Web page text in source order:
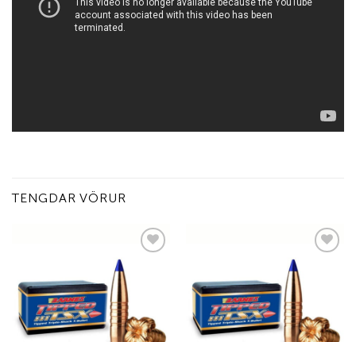
TENGDAR VÖRUR